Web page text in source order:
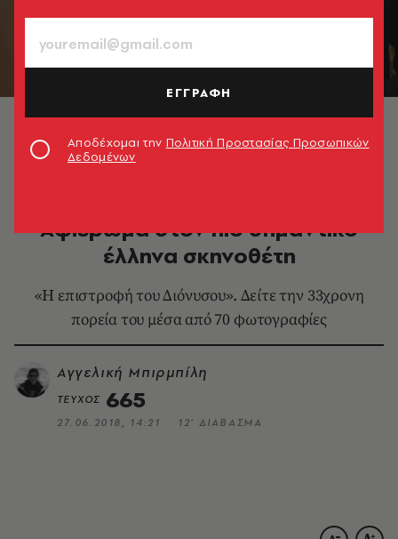
© Johanna Weber
Αφιέρωμα στον πιο σημαντικό
έλληνα σκηνοθέτη
«Η επιστροφή του Διόνυσου». Δείτε την 33χρονη
πορεία του μέσα από 70 φωτογραφίες
Αγγελική Μπιρμπίλη
ΤΕΥΧΟΣ 665
27.06.2018, 14:21 12’ ΔΙΑΒΑΣΜΑ
ΕΓΓΡΑΦΗ
Αποδέχομαι την Πολιτική Προστασίας Προσωπικών
Δεδομένων